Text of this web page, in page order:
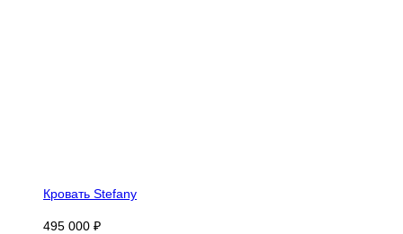
Кровать Stefany
495 000 ₽